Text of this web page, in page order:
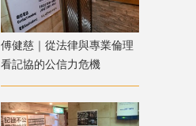
傅健慈｜從法律與專業倫理
看記協的公信力危機